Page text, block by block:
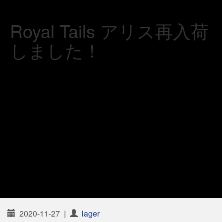
Royal Tails アリス再入荷
しました！
2020-11-27 | lager